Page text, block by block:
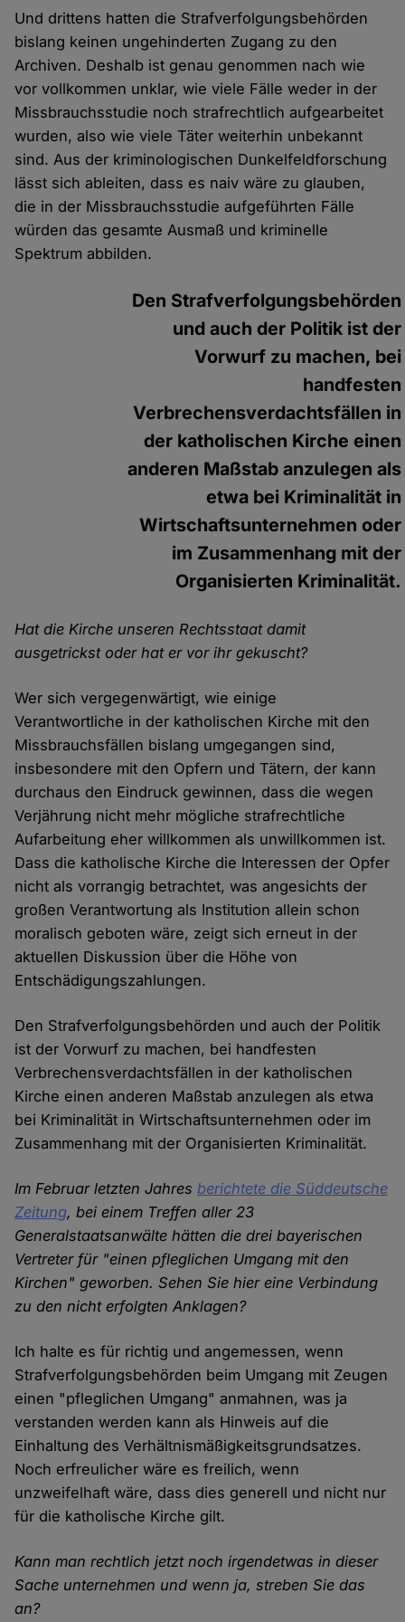
Und drittens hatten die Strafverfolgungsbehörden
bislang keinen ungehinderten Zugang zu den
Archiven. Deshalb ist genau genommen nach wie
vor vollkommen unklar, wie viele Fälle weder in der
Missbrauchsstudie noch strafrechtlich aufgearbeitet
wurden, also wie viele Täter weiterhin unbekannt
sind. Aus der kriminologischen Dunkelfeldforschung
lässt sich ableiten, dass es naiv wäre zu glauben,
die in der Missbrauchsstudie aufgeführten Fälle
würden das gesamte Ausmaß und kriminelle
Spektrum abbilden.
Den Strafverfolgungsbehörden
und auch der Politik ist der
Vorwurf zu machen, bei
handfesten
Verbrechensverdachtsfällen in
der katholischen Kirche einen
anderen Maßstab anzulegen als
etwa bei Kriminalität in
Wirtschaftsunternehmen oder
im Zusammenhang mit der
Organisierten Kriminalität.
Hat die Kirche unseren Rechtsstaat damit
ausgetrickst oder hat er vor ihr gekuscht?
Wer sich vergegenwärtigt, wie einige
Verantwortliche in der katholischen Kirche mit den
Missbrauchsfällen bislang umgegangen sind,
insbesondere mit den Opfern und Tätern, der kann
durchaus den Eindruck gewinnen, dass die wegen
Verjährung nicht mehr mögliche strafrechtliche
Aufarbeitung eher willkommen als unwillkommen ist.
Dass die katholische Kirche die Interessen der Opfer
nicht als vorrangig betrachtet, was angesichts der
großen Verantwortung als Institution allein schon
moralisch geboten wäre, zeigt sich erneut in der
aktuellen Diskussion über die Höhe von
Entschädigungszahlungen.
Den Strafverfolgungsbehörden und auch der Politik
ist der Vorwurf zu machen, bei handfesten
Verbrechensverdachtsfällen in der katholischen
Kirche einen anderen Maßstab anzulegen als etwa
bei Kriminalität in Wirtschaftsunternehmen oder im
Zusammenhang mit der Organisierten Kriminalität.
Im Februar letzten Jahresberichtete die Süddeutsche
Zeitung, bei einem Treffen aller 23
Generalstaatsanwälte hätten die drei bayerischen
Vertreter für "einen pfleglichen Umgang mit den
Kirchen" geworben. Sehen Sie hier eine Verbindung
zu den nicht erfolgten Anklagen?
Ich halte es für richtig und angemessen, wenn
Strafverfolgungsbehörden beim Umgang mit Zeugen
einen "pfleglichen Umgang" anmahnen, was ja
verstanden werden kann als Hinweis auf die
Einhaltung des Verhältnismäßigkeitsgrundsatzes.
Noch erfreulicher wäre es freilich, wenn
unzweifelhaft wäre, dass dies generell und nicht nur
für die katholische Kirche gilt.
Kann man rechtlich jetzt noch irgendetwas in dieser
Sache unternehmen und wenn ja, streben Sie das
an?